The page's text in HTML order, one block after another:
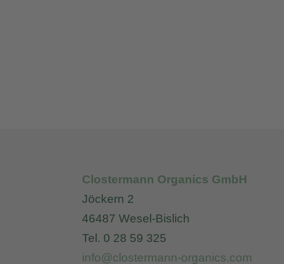
Clostermann Organics GmbH
Jöckern 2
46487 Wesel-Bislich
Tel. 0 28 59 325
info@clostermann-organics.com